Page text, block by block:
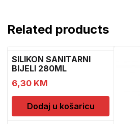
Related products
SILIKON SANITARNI
BIJELI 280ML
6,30 KM
Dodaj u košaricu